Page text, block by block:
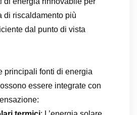
di riscaldamento più
dal punto di vista
principali fonti di energia
essere integrate con